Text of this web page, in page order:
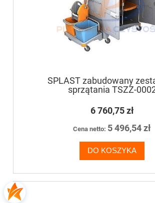
SPLAST zabudowany
sprzątania TSZZ-
6 760,75 zł
Cena netto: 5 496,54 zł
DO KOSZYKA